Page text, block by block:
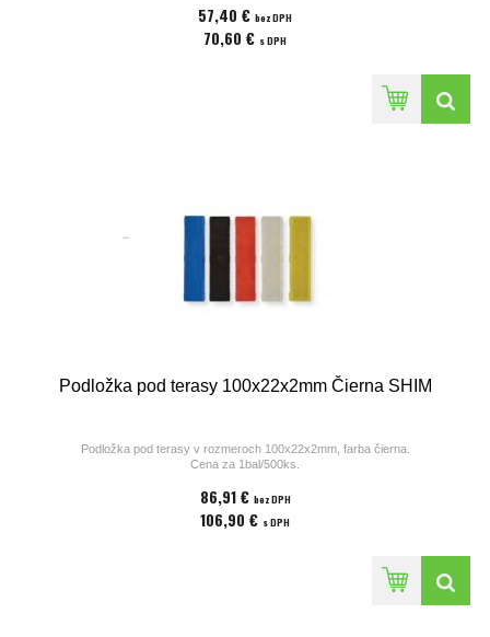
57,40 € bez DPH
70,60 € s DPH
Podložka pod terasy 100x22x2mm Čierna SHIM
Podložka pod terasy v rozmeroch 100x22x2mm, farba čierna.
Cena za 1bal/500ks.
86,91 € bez DPH
106,90 € s DPH